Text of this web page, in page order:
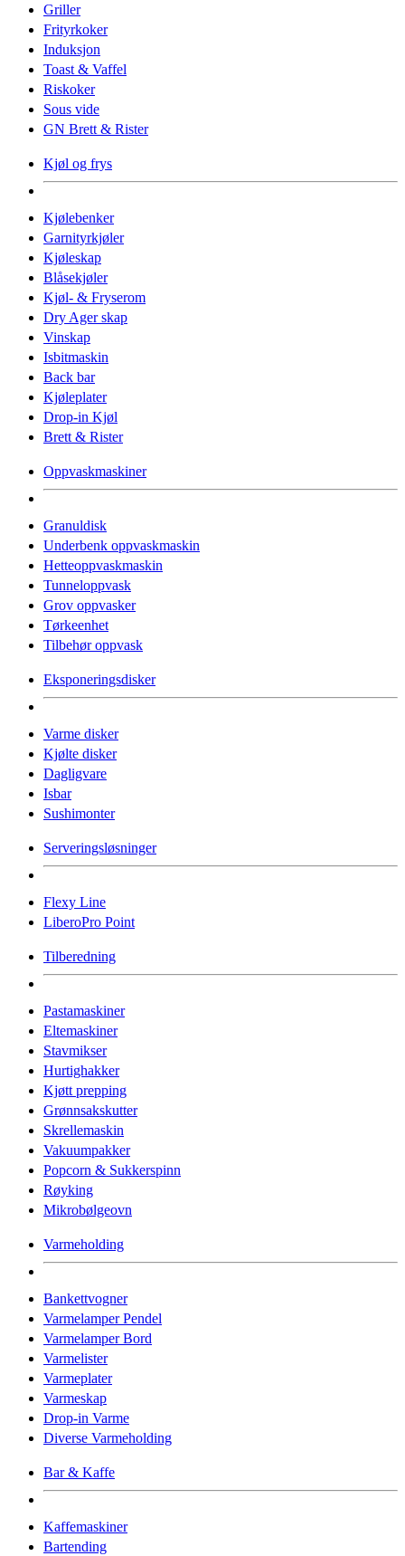
Griller
Frityrkoker
Induksjon
Toast & Vaffel
Riskoker
Sous vide
GN Brett & Rister
Kjøl og frys
Kjølebenker
Garnityrkjøler
Kjøleskap
Blåsekjøler
Kjøl- & Fryserom
Dry Ager skap
Vinskap
Isbitmaskin
Back bar
Kjøleplater
Drop-in Kjøl
Brett & Rister
Oppvaskmaskiner
Granuldisk
Underbenk oppvaskmaskin
Hetteoppvaskmaskin
Tunneloppvask
Grov oppvasker
Tørkeenhet
Tilbehør oppvask
Eksponeringsdisker
Varme disker
Kjølte disker
Dagligvare
Isbar
Sushimonter
Serveringsløsninger
Flexy Line
LiberoPro Point
Tilberedning
Pastamaskiner
Eltemaskiner
Stavmikser
Hurtighakker
Kjøtt prepping
Grønnsakskutter
Skrellemaskin
Vakuumpakker
Popcorn & Sukkerspinn
Røyking
Mikrobølgeovn
Varmeholding
Bankettvogner
Varmelamper Pendel
Varmelamper Bord
Varmelister
Varmeplater
Varmeskap
Drop-in Varme
Diverse Varmeholding
Bar & Kaffe
Kaffemaskiner
Bartending